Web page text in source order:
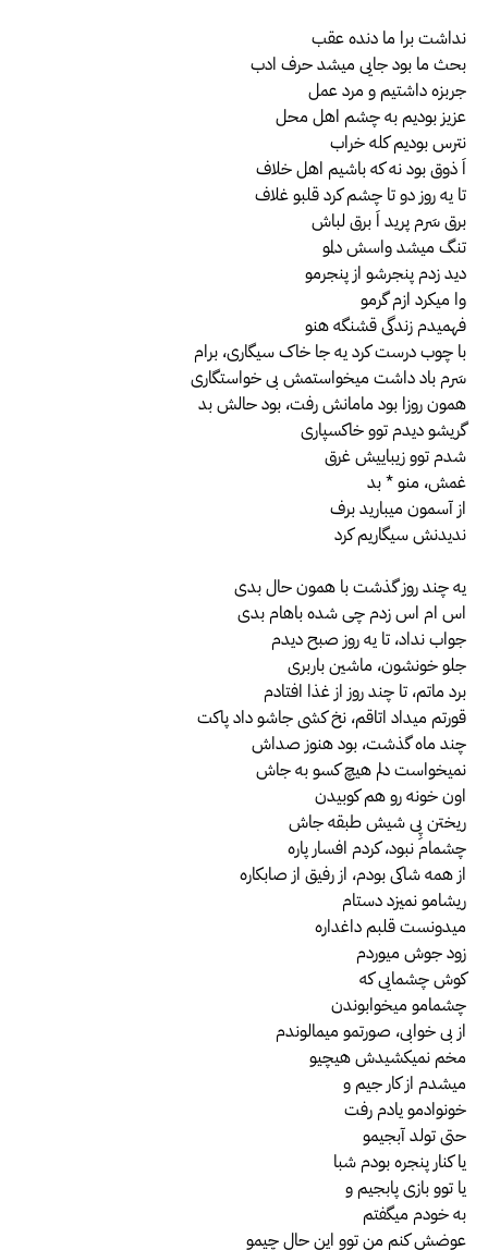
نداشت برا ما دنده عقب
بحث ما بود جایی میشد حرف ادب
جربزه داشتیم و مرد عمل
عزیز بودیم به چشم اهل محل
نترس بودیم کله خراب
اَ ذوق بود نه که باشیم اهل خلاف
تا یه روز دو تا چشم کرد قلبو غلاف
برق سَرم پرید اَ برق لباش
تنگ میشد واسش دلمو
دید زدم پنجرشو از پنجرمو
وا میکرد ازم گرمو
فهمیدم زندگی قشنگه هنو
با چوب درست کرد یه جا خاک سیگاری، برام
سَرم باد داشت میخواستمش بی خواستگاری
همون روزا بود مامانش رفت، بود حالش بد
گریشو دیدم توو خاکسپاری
شدم توو زیباییش غرق
غمش، منو * بد
از آسمون میبارید برف
ندیدنش سیگاریم کرد
یه چند روز گذشت با همون حال بدی
اس ام اس زدم چی شده باهام بدی
جواب نداد، تا یه روز صبح دیدم
جلو خونشون، ماشین باربری
برد ماتم، تا چند روز از غذا افتادم
قورتم میداد اتاقم، نخ کشی جاشو داد پاکت
چند ماه گذشت، بود هنوز صداش
نمیخواست دلم هیچ کسو به جاش
اون خونه رو هم کوبیدن
ریختن پِی شیش طبقه جاش
چشمام نبود، کردم افسار پاره
از همه شاکی بودم، از رفیق از صابکاره
ریشامو نمیزد دستام
میدونست قلبم داغداره
زود جوش میوردم
کوش چشمایی که
چشمامو میخوابوندن
از بی خوابی، صورتمو میمالوندم
مخم نمیکشیدش هیچیو
میشدم از کار جیم و
خونوادمو یادم رفت
حتی تولد آبجیمو
یا کنار پنجره بودم شبا
یا توو بازی پابجیم و
به خودم میگفتم
عوضش کنم من توو این حال چیمو